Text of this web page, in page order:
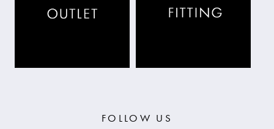
FOLLOW US